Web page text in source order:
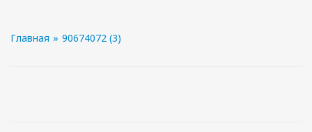
Главная » 90674072 (3)